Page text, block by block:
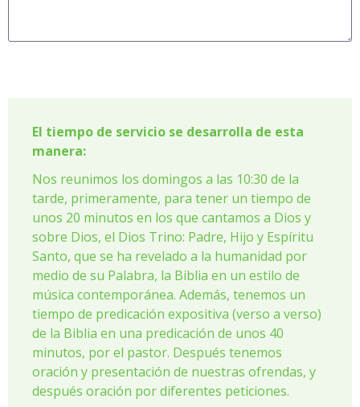
El tiempo de servicio se desarrolla de esta
manera:
Nos reunimos los domingos a las 10:30 de la
tarde, primeramente, para tener un tiempo de
unos 20 minutos en los que cantamos a Dios y
sobre Dios, el Dios Trino: Padre, Hijo y Espíritu
Santo, que se ha revelado a la humanidad por
medio de su Palabra, la Biblia en un estilo de
música contemporánea. Además, tenemos un
tiempo de predicación expositiva (verso a verso)
de la Biblia en una predicación de unos 40
minutos, por el pastor. Después tenemos
oración y presentación de nuestras ofrendas, y
después oración por diferentes peticiones.